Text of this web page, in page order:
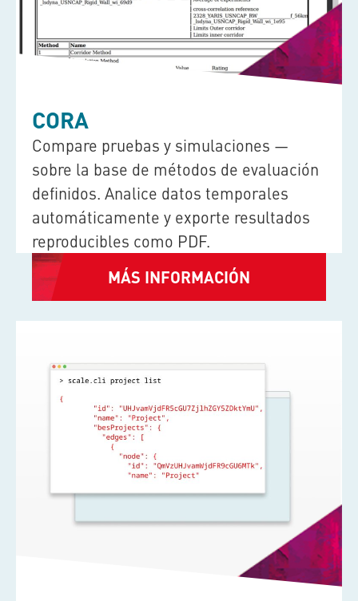
CORA
Compare pruebas y simulaciones —
sobre la base de métodos de evaluación
definidos. Analice datos temporales
automáticamente y exporte resultados
reproducibles como PDF.
MÁS INFORMACIÓN